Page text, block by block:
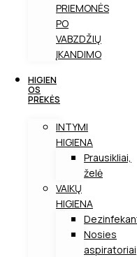
PRIEMONĖS
PO
VABZDŽIŲ
ĮKANDIMO
HIGIEN
OS
PREKĖS
INTYMI
HIGIENA
Prausikliai,
želė
VAIKŲ
HIGIENA
Nosies
aspiratoriai